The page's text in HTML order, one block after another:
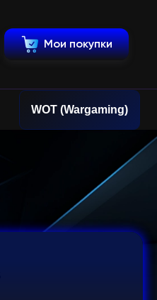
Мои покупки
WOT (Wargaming)